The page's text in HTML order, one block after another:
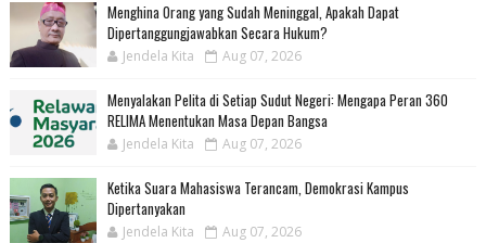
Menghina Orang yang Sudah Meninggal, Apakah Dapat
Dipertanggungjawabkan Secara Hukum?
Jendela Kita Aug 07, 2026
Menyalakan Pelita di Setiap Sudut Negeri: Mengapa Peran 360
RELIMA Menentukan Masa Depan Bangsa
Jendela Kita Aug 07, 2026
Ketika Suara Mahasiswa Terancam, Demokrasi Kampus
Dipertanyakan
Jendela Kita Aug 07, 2026